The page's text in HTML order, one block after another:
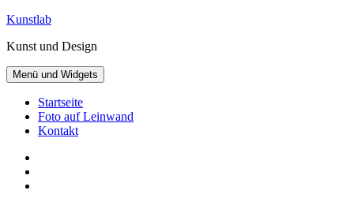
Zum
springen
Kunstlab
Kunst und Design
Menü und Widgets
Startseite
Foto auf Leinwand
Kontakt